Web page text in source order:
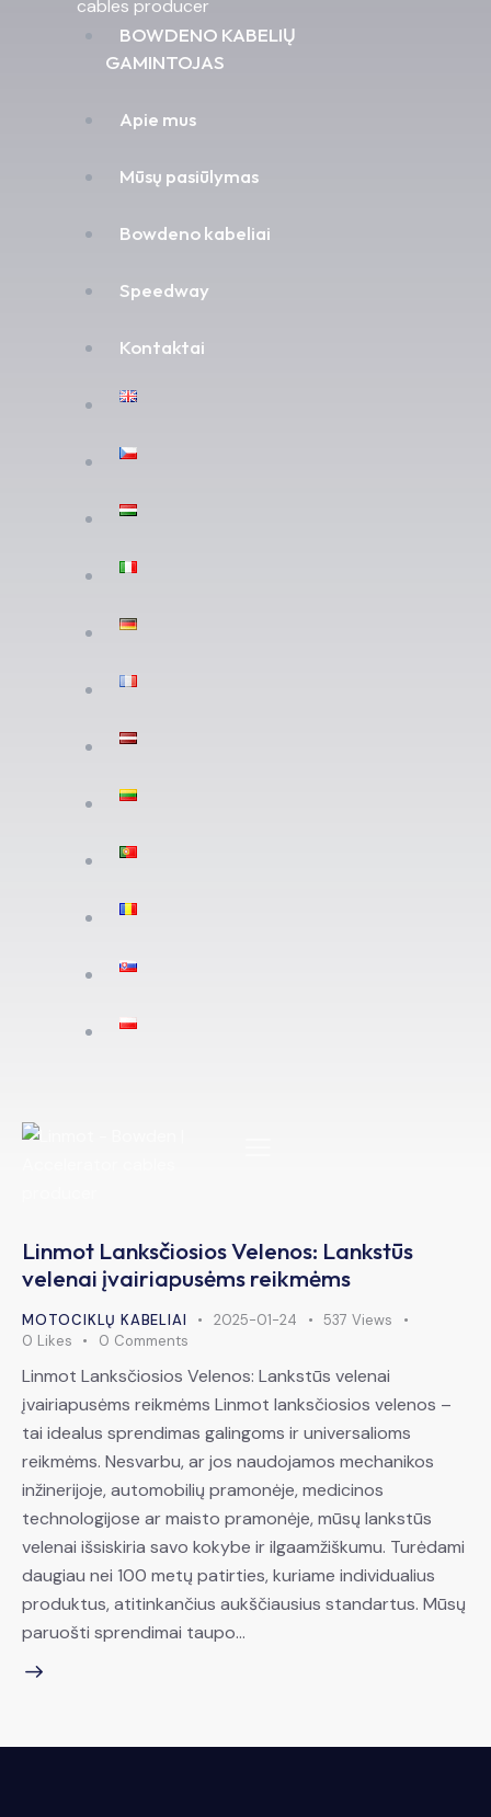
BOWDENO KABELIŲ
GAMINTOJAS
Apie mus
Mūsų pasiūlymas
Bowdeno kabeliai
Speedway
Kontaktai
Linmot Lanksčiosios Velenos: Lankstūs
velenai įvairiapusėms reikmėms
MOTOCIKLŲ KABELIAI 2025-01-24 537 Views
0 Likes 0 Comments
Linmot Lanksčiosios Velenos: Lankstūs velenai
įvairiapusėms reikmėms Linmot lanksčiosios velenos –
tai idealus sprendimas galingoms ir universalioms
reikmėms. Nesvarbu, ar jos naudojamos mechanikos
inžinerijoje, automobilių pramonėje, medicinos
technologijose ar maisto pramonėje, mūsų lankstūs
velenai išsiskiria savo kokybe ir ilgaamžiškumu. Turėdami
daugiau nei 100 metų patirties, kuriame individualius
produktus, atitinkančius aukščiausius standartus. Mūsų
paruošti sprendimai taupo…